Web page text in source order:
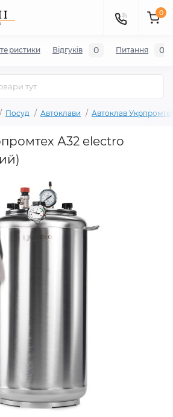
0
Посуд Автоклави Автоклав
А32 electro
Відгуків 0 Питання 0